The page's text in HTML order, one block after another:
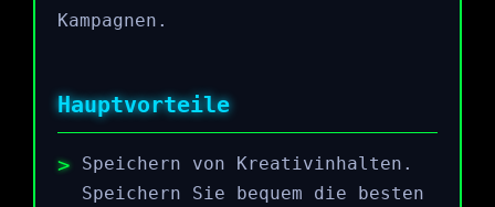
Kampagnen.
Hauptvorteile
Speichern von Kreativinhalten.
Speichern Sie bequem die besten